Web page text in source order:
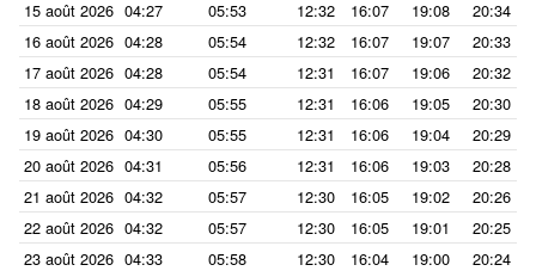
15 août 2026 04:27 05:53 12:32 16:07 19:08
20:34
16 août 2026 04:28 05:54 12:32 16:07 19:07
20:33
17 août 2026 04:28 05:54 12:31 16:07 19:06
20:32
18 août 2026 04:29 05:55 12:31 16:06 19:05
20:30
19 août 2026 04:30 05:55 12:31 16:06 19:04
20:29
20 août 2026 04:31 05:56 12:31 16:06 19:03
20:28
21 août 2026 04:32 05:57 12:30 16:05 19:02
20:26
22 août 2026 04:32 05:57 12:30 16:05 19:01
20:25
23 août 2026 04:33 05:58 12:30 16:04 19:00
20:24